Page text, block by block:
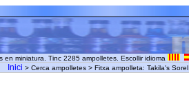
en miniatura. Tinc 2285 ampolletes. Escollir idioma
Inici > Cerca ampolletes > Fitxa ampolleta: Takila's